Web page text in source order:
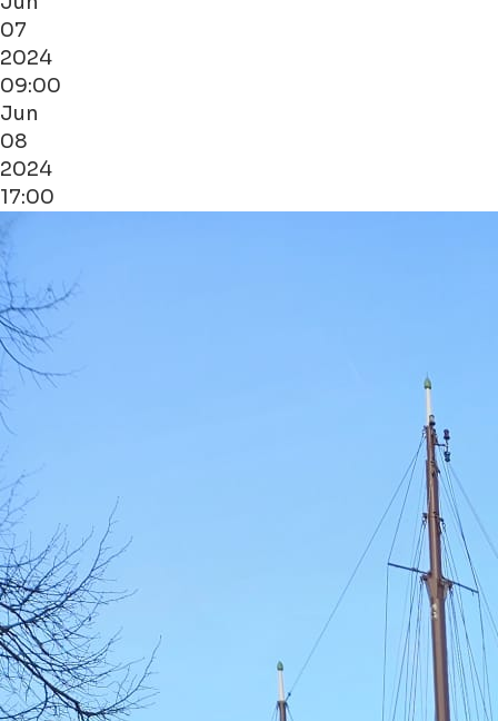
07
2024
09:00
Jun
08
2024
17:00